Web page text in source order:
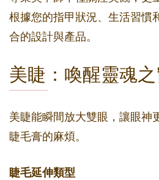
根據您的指甲狀況、生活習慣
合的設計與產品。
美睫：喚醒靈魂
美睫能瞬間放大雙眼，讓眼神
睫毛膏的麻煩。
睫毛延伸類型